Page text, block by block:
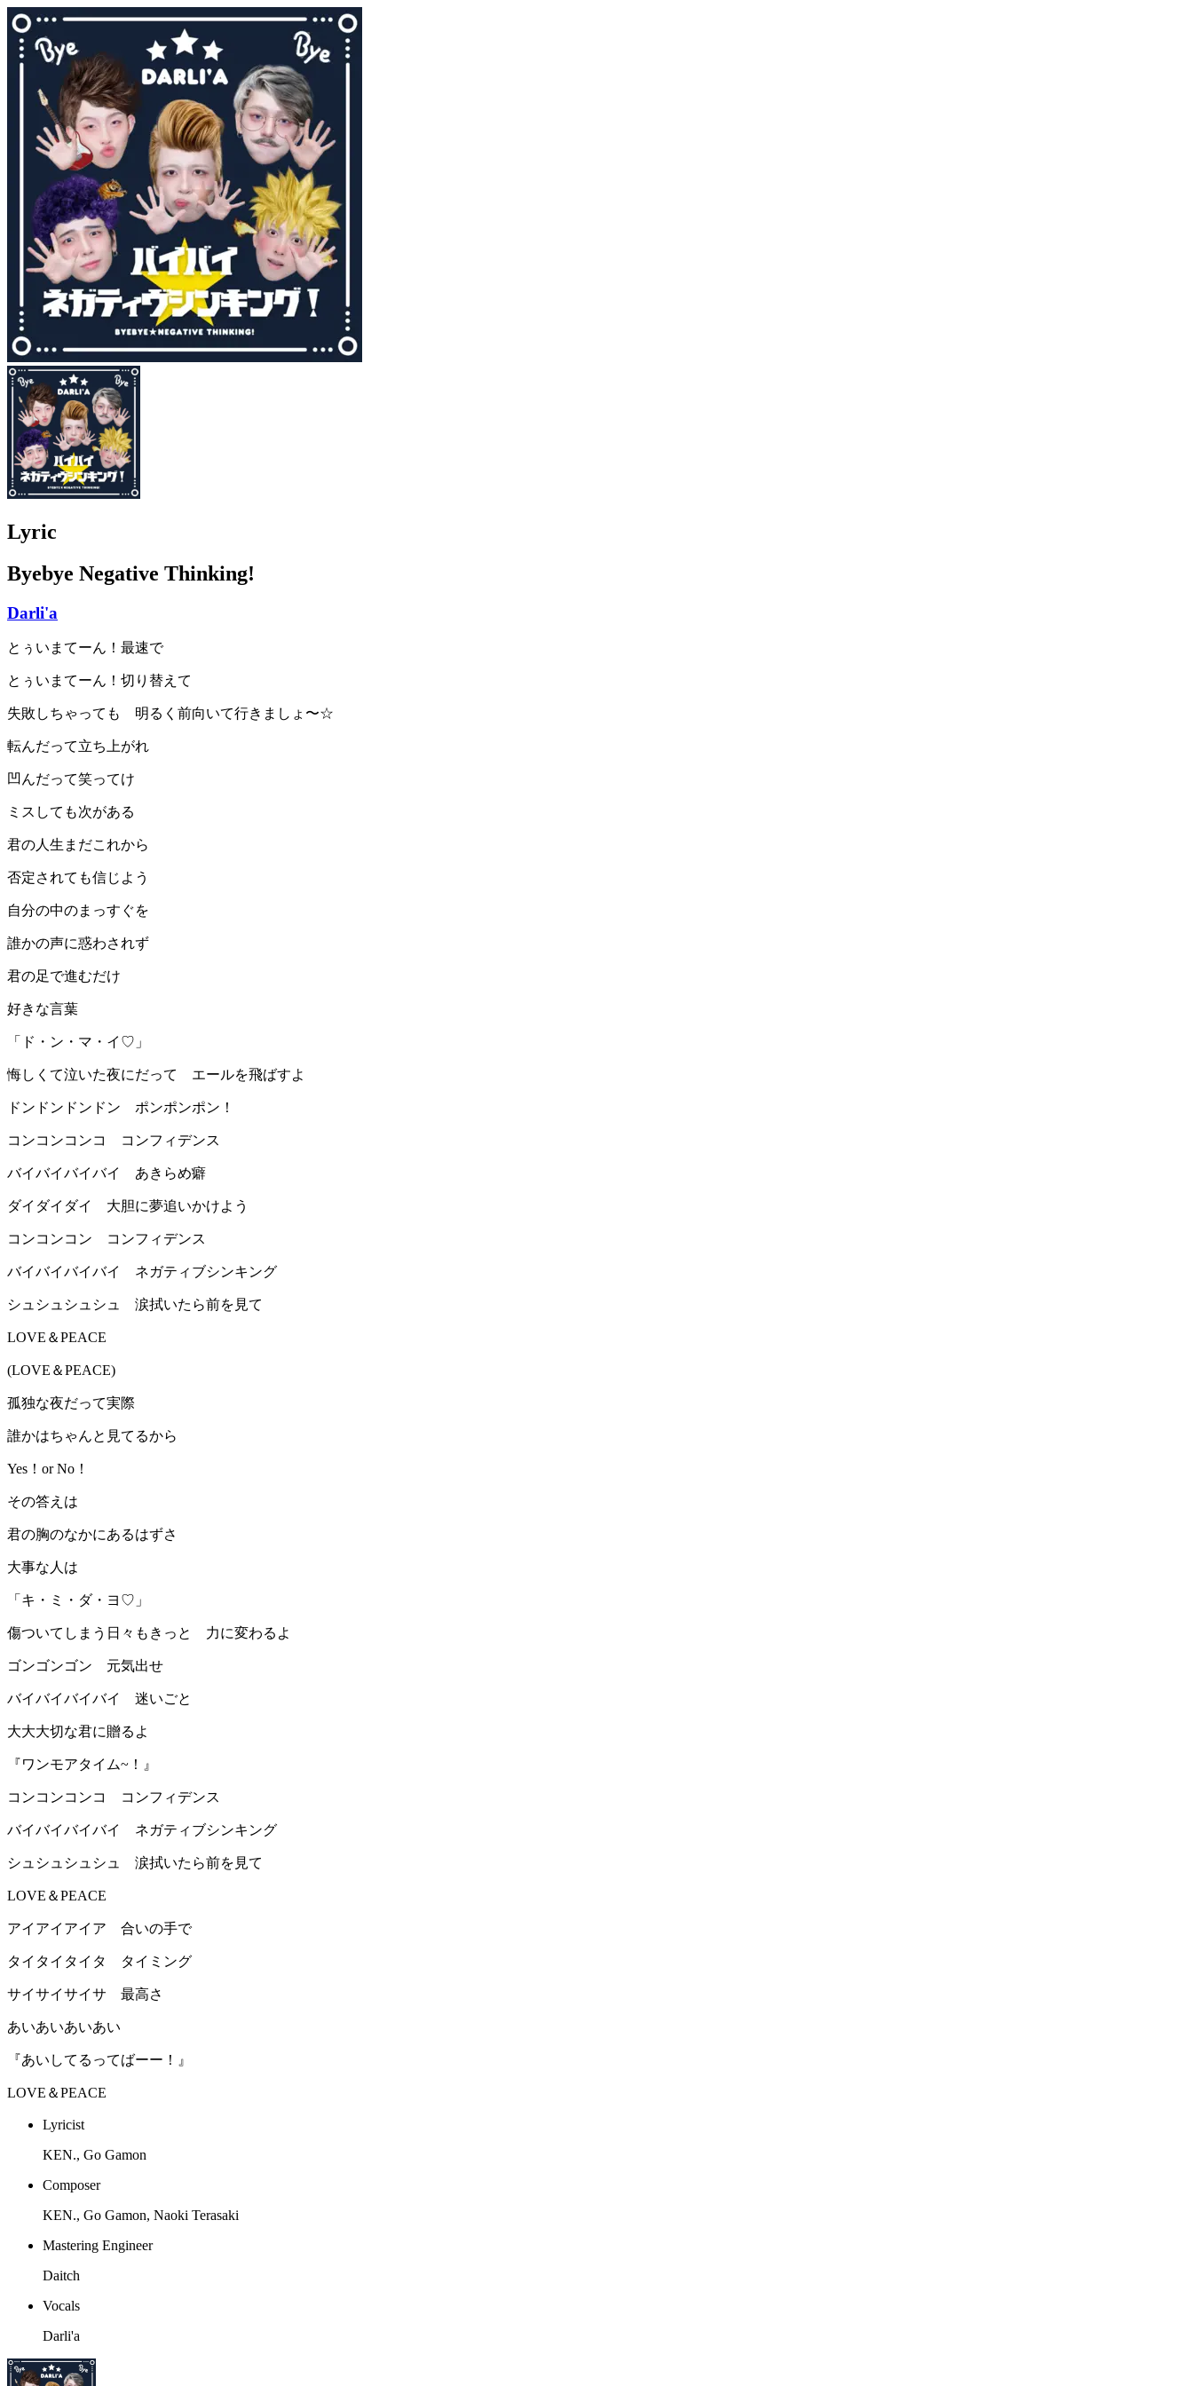
Lyric
Byebye Negative Thinking!
Darli'a
とぅいまてーん！最速で
とぅいまてーん！切り替えて
失敗しちゃっても 明るく前向いて行きましょ〜☆
転んだって立ち上がれ
凹んだって笑ってけ
ミスしても次がある
君の人生まだこれから
否定されても信じよう
自分の中のまっすぐを
誰かの声に惑わされず
君の足で進むだけ
好きな言葉
「ド・ン・マ・イ♡」
悔しくて泣いた夜にだって エールを飛ばすよ
ドンドンドンドン ポンポンポン！
コンコンコンコ コンフィデンス
バイバイバイバイ あきらめ癖
ダイダイダイ 大胆に夢追いかけよう
コンコンコン コンフィデンス
バイバイバイバイ ネガティブシンキング
シュシュシュシュ 涙拭いたら前を見て
LOVE＆PEACE
(LOVE＆PEACE)
孤独な夜だって実際
誰かはちゃんと見てるから
Yes！or No！
その答えは
君の胸のなかにあるはずさ
大事な人は
「キ・ミ・ダ・ヨ♡」
傷ついてしまう日々もきっと 力に変わるよ
ゴンゴンゴン 元気出せ
バイバイバイバイ 迷いごと
大大大切な君に贈るよ
『ワンモアタイム~！』
コンコンコンコ コンフィデンス
バイバイバイバイ ネガティブシンキング
シュシュシュシュ 涙拭いたら前を見て
LOVE＆PEACE
アイアイアイア 合いの手で
タイタイタイタ タイミング
サイサイサイサ 最高さ
あいあいあいあい
『あいしてるってばーー！』
LOVE＆PEACE
Lyricist
KEN., Go Gamon
Composer
KEN., Go Gamon, Naoki Terasaki
Mastering Engineer
Daitch
Vocals
Darli'a